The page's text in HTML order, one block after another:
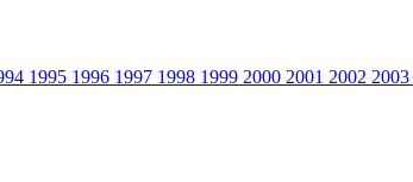
1995 1996 1997 1998 1999 2000 2001 2002 2003